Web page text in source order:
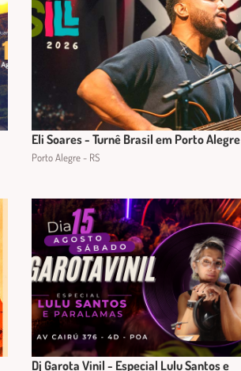
Eli Soares - Turnê Brasil em Porto Alegre
Porto Alegre - RS
Dj Garota Vinil - Especial Lulu Santos e